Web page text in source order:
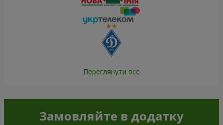
Переглянути все
Замовляйте в додатку